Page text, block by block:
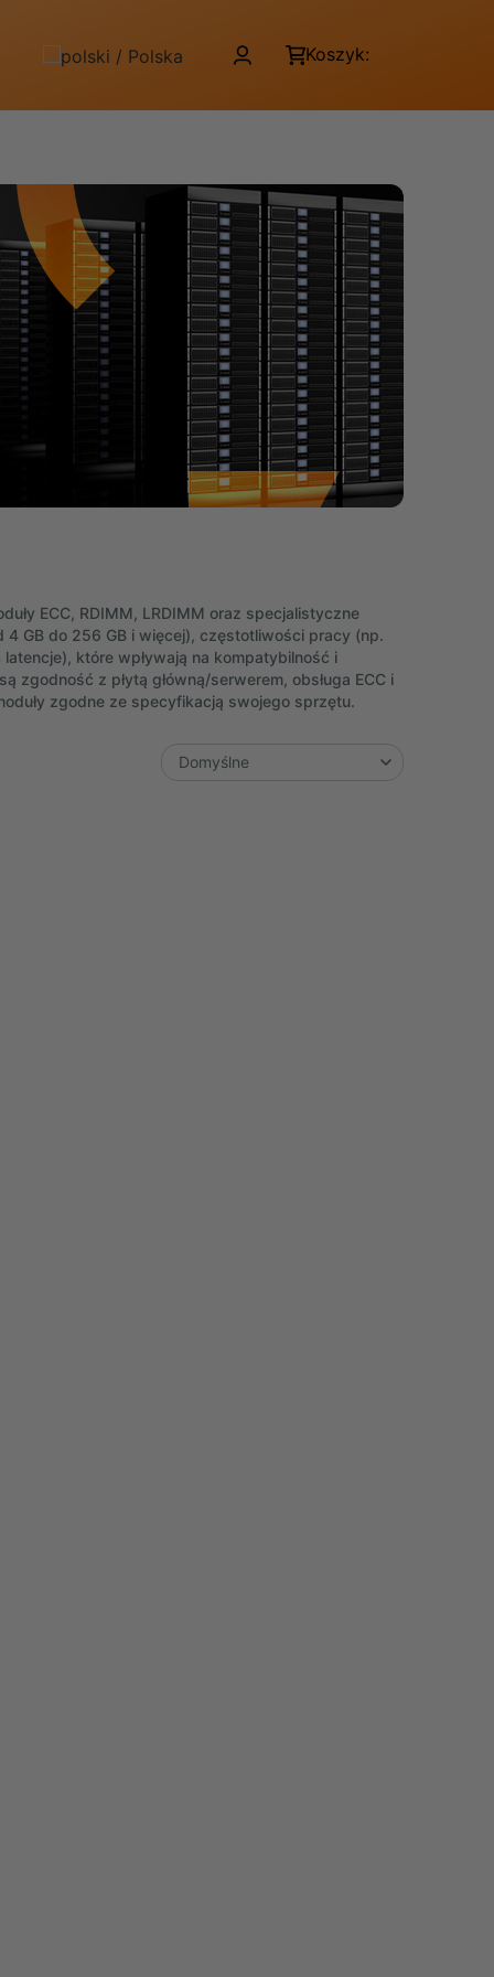
Koszyk:
ECC, RDIMM, LRDIMM oraz specjalistyczne
GB do 256 GB i więcej), częstotliwości pracy (np.
które wpływają na kompatybilność i
z płytą główną/serwerem, obsługa ECC i
zgodne ze specyfikacją swojego sprzętu.